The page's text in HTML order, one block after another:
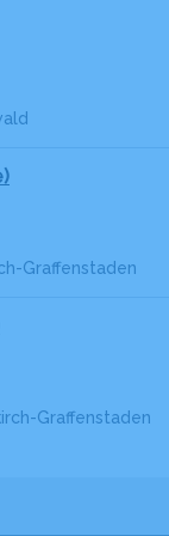
Graffenstaden
Graffenstaden